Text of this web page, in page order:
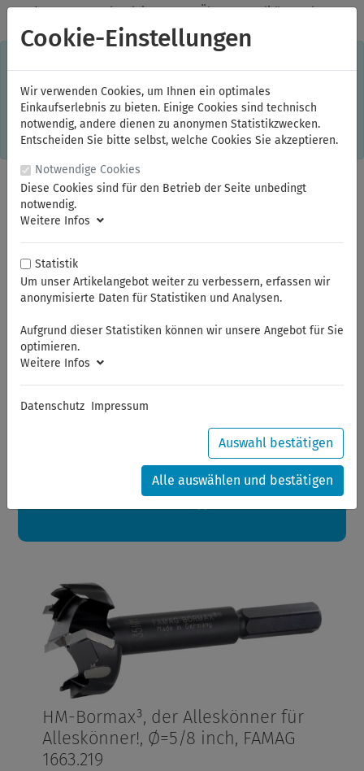
✓Jeden Monat starke Aktionen ✓Über 20 Qualitätsmarken ✓
Kostenlose Lieferung im Inland ab 150,00 Euro Bruttowarenwert
Einkaufserlebnis. Dabei werden beispielsweise die Session-
Informationen oder die Spracheinstellung auf Ihrem Rechner
gespeichert. Ohne Cookies ist der Funktionsumfang des
Online-Shops eingeschränkt. Sind Sie damit nicht
einverstanden, klicken Sie bitte hier.
Sommerferien
Sehr geehrte Kunden,
Ihre Bestellungen in diesem Zeitraum werden ab dem
24.08.2026 verschickt.
Eine schöne Sommerpause
HM-Bormax³, der Alleskönner für
Alleskönner!, Ø=5/8 inch, FAMAG
1663.219
Cookie-Einstellungen
Wir verwenden Cookies, um Ihnen ein optimales
Einkaufserlebnis zu bieten. Einige Cookies sind technisch
notwendig, andere dienen zu anonymen Statistikzwecken.
Entscheiden Sie bitte selbst, welche Cookies Sie akzeptieren.
Notwendige Cookies
Diese Cookies sind für den Betrieb der Seite unbedingt
notwendig.
Weitere Infos
Statistik
Um unser Artikelangebot weiter zu verbessern, erfassen wir
anonymisierte Daten für Statistiken und Analysen.
Aufgrund dieser Statistiken können wir unsere Angebot für Sie
optimieren.
Weitere Infos
Datenschutz Impressum
Auswahl bestätigen
Alle auswählen und bestätigen